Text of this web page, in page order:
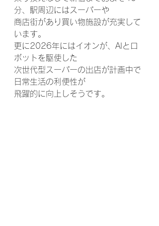
分、駅周辺にはスーパーや
商店街があり買い物施設が充実して
います。
更に2026年にはイオンが、AIとロ
ボットを駆使した
次世代型スーパーの出店が計画中で
日常生活の利便性が
飛躍的に向上しそうです。